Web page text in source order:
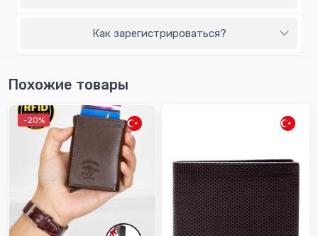
Как зарегистрироваться?
Похожие товары
-20%